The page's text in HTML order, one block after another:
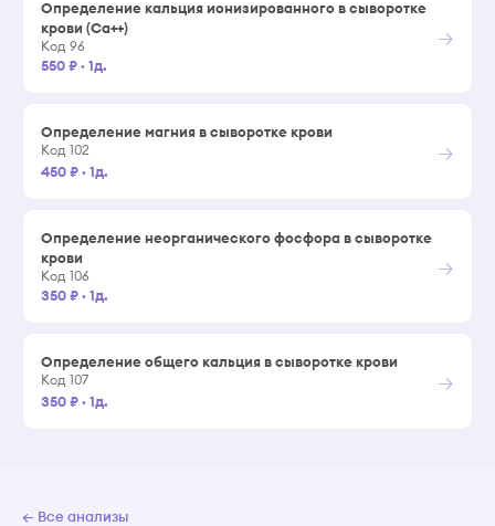
Определение кальция ионизированного в сыворотке
крови (Ca++)
Код 96
550 ₽· 1д.
→
Определение магния в сыворотке крови
Код 102
450 ₽· 1д.
→
Определение неорганического фосфора в сыворотке
крови
Код 106
350 ₽· 1д.
→
Определение общего кальция в сыворотке крови
Код 107
350 ₽· 1д.
→
← Все анализы